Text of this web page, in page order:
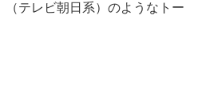
テレビ朝日系）のようなトー